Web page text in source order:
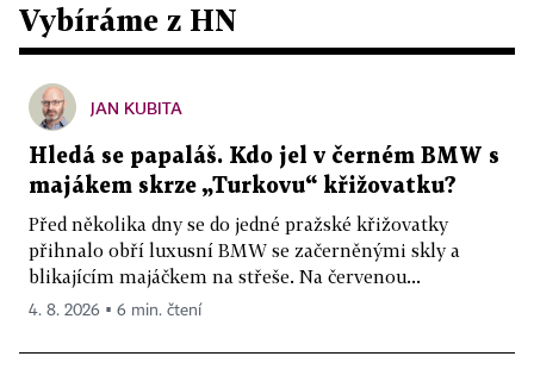
Vybíráme z HN
JAN KUBITA
Hledá se papaláš. Kdo jel v černém BMW s
majákem skrze „Turkovu“ křižovatku?
Před několika dny se do jedné pražské křižovatky
přihnalo obří luxusní BMW se začerněnými skly a
blikajícím majáčkem na střeše. Na červenou...
4. 8. 2026 ▪ 6 min. čtení